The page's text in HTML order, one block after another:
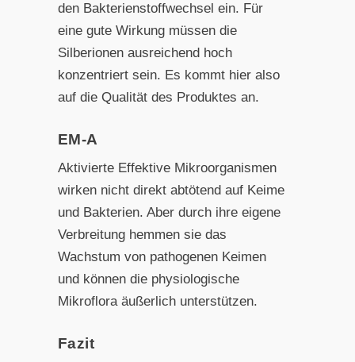
den Bakterienstoffwechsel ein. Für
eine gute Wirkung müssen die
Silberionen ausreichend hoch
konzentriert sein. Es kommt hier also
auf die Qualität des Produktes an.
EM-A
Aktivierte Effektive Mikroorganismen
wirken nicht direkt abtötend auf Keime
und Bakterien. Aber durch ihre eigene
Verbreitung hemmen sie das
Wachstum von pathogenen Keimen
und können die physiologische
Mikroflora äußerlich unterstützen.
Fazit